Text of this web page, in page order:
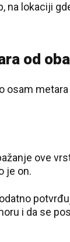
na lokaciji
od
osam
ove
je on.
i da se